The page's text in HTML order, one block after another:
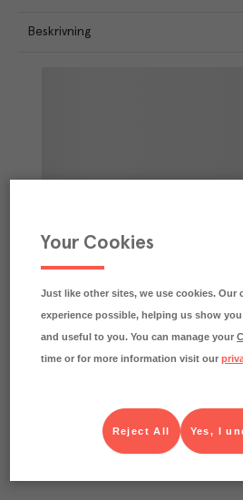
Beskrivning
Your Cookies
Just like other sites, we use cookies. Our
experience possible, helping us show
and useful to you. You can manage your
time or for more information visit our
Yes, I
Reject All